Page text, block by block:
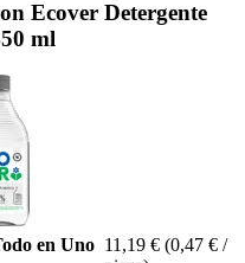
Ecover Detergente
ml
en Uno 11,19 € (0,47 € /